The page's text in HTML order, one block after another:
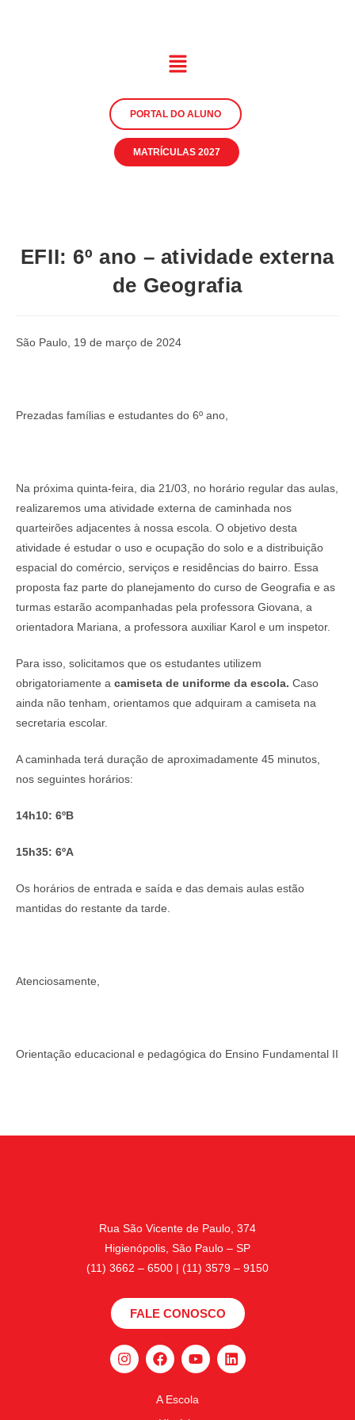
PORTAL DO ALUNO
MATRÍCULAS 2027
EFII: 6º ano – atividade externa
de Geografia
São Paulo, 19 de março de 2024
Prezadas famílias e estudantes do 6º ano,
Na próxima quinta-feira, dia 21/03, no horário regular das aulas,
realizaremos uma atividade externa de caminhada nos
quarteirões adjacentes à nossa escola. O objetivo desta
atividade é estudar o uso e ocupação do solo e a distribuição
espacial do comércio, serviços e residências do bairro. Essa
proposta faz parte do planejamento do curso de Geografia e as
turmas estarão acompanhadas pela professora Giovana, a
orientadora Mariana, a professora auxiliar Karol e um inspetor.
Para isso, solicitamos que os estudantes utilizem
obrigatoriamente a camiseta de uniforme da escola. Caso
ainda não tenham, orientamos que adquiram a camiseta na
secretaria escolar.
A caminhada terá duração de aproximadamente 45 minutos,
nos seguintes horários:
14h10: 6ºB
15h35: 6ºA
Os horários de entrada e saída e das demais aulas estão
mantidas do restante da tarde.
Atenciosamente,
Orientação educacional e pedagógica do Ensino Fundamental II
Rua São Vicente de Paulo, 374
Higienópolis, São Paulo – SP
(11) 3662 – 6500 | (11) 3579 – 9150
FALE CONOSCO
A Escola